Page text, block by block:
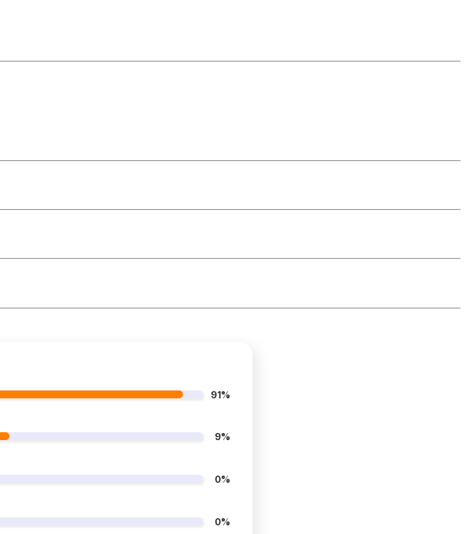
91%
9%
0%
0%